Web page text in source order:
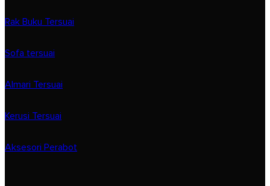
Rak Buku Tersuai
Sofa tersuai
Almari Tersuai
Kerusi Tersuai
Aksesori Perabot